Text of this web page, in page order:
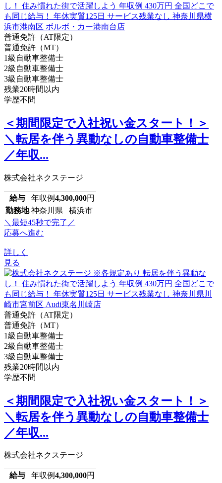
普通免許（AT限定）
普通免許（MT）
1級自動車整備士
2級自動車整備士
3級自動車整備士
残業20時間以内
学歴不問
＜期間限定で入社祝い金スタート！＞
＼転居を伴う異動なしの自動車整備士
／年収...
株式会社ネクステージ
給与 年収例4,300,000円
勤務地 神奈川県 横浜市
＼最短45秒で完了／
応募へ進む
詳しく
見る
普通免許（AT限定）
普通免許（MT）
1級自動車整備士
2級自動車整備士
3級自動車整備士
残業20時間以内
学歴不問
＜期間限定で入社祝い金スタート！＞
＼転居を伴う異動なしの自動車整備士
／年収...
株式会社ネクステージ
給与 年収例4,300,000円